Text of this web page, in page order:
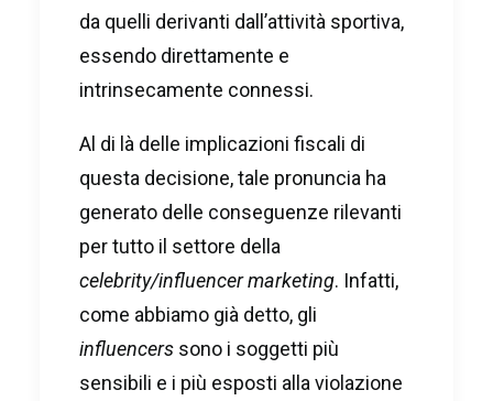
da quelli derivanti dall’attività sportiva,
essendo direttamente e
intrinsecamente connessi.
Al di là delle implicazioni fiscali di
questa decisione, tale pronuncia ha
generato delle conseguenze rilevanti
per tutto il settore della
celebrity/influencer marketing. Infatti,
come abbiamo già detto, gli
influencers sono i soggetti più
sensibili e i più esposti alla violazione